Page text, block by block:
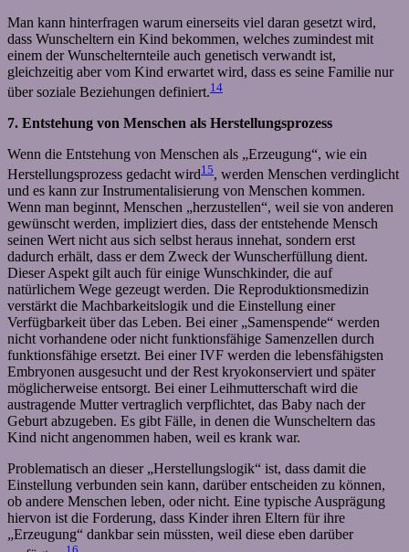
Man kann hinterfragen warum einerseits viel daran gesetzt wird,
dass Wunscheltern ein Kind bekommen, welches zumindest mit
einem der Wunschelternteile auch genetisch verwandt ist,
gleichzeitig aber vom Kind erwartet wird, dass es seine Familie nur
über soziale Beziehungen definiert.14
7. Entstehung von Menschen als Herstellungsprozess
Wenn die Entstehung von Menschen als „Erzeugung“, wie ein
Herstellungsprozess gedacht wird15, werden Menschen verdinglicht
und es kann zur Instrumentalisierung von Menschen kommen.
Wenn man beginnt, Menschen „herzustellen“, weil sie von anderen
gewünscht werden, impliziert dies, dass der entstehende Mensch
seinen Wert nicht aus sich selbst heraus innehat, sondern erst
dadurch erhält, dass er dem Zweck der Wunscherfüllung dient.
Dieser Aspekt gilt auch für einige Wunschkinder, die auf
natürlichem Wege gezeugt werden. Die Reproduktionsmedizin
verstärkt die Machbarkeitslogik und die Einstellung einer
Verfügbarkeit über das Leben. Bei einer „Samenspende“ werden
nicht vorhandene oder nicht funktionsfähige Samenzellen durch
funktionsfähige ersetzt. Bei einer IVF werden die lebensfähigsten
Embryonen ausgesucht und der Rest kryokonserviert und später
möglicherweise entsorgt. Bei einer Leihmutterschaft wird die
austragende Mutter vertraglich verpflichtet, das Baby nach der
Geburt abzugeben. Es gibt Fälle, in denen die Wunscheltern das
Kind nicht angenommen haben, weil es krank war.
Problematisch an dieser „Herstellungslogik“ ist, dass damit die
Einstellung verbunden sein kann, darüber entscheiden zu können,
ob andere Menschen leben, oder nicht. Eine typische Ausprägung
hiervon ist die Forderung, dass Kinder ihren Eltern für ihre
„Erzeugung“ dankbar sein müssten, weil diese eben darüber